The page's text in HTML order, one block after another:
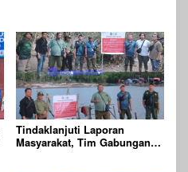
Tindaklanjuti Laporan
Masyarakat, Tim Gabungan